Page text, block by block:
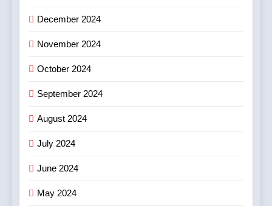
December 2024
November 2024
October 2024
September 2024
August 2024
July 2024
June 2024
May 2024